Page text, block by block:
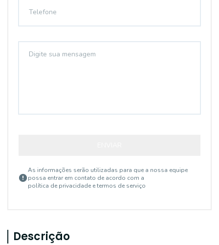
As informações serão utilizadas para que a nossa equipe
possa entrar em contato de acordo com a
política de privacidade e termos de serviço
Descrição